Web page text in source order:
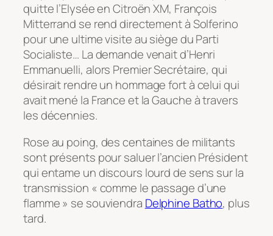
quitte l’Elysée en Citroën XM, François
Mitterrand se rend directement à Solferino
pour une ultime visite au siège du Parti
Socialiste… La demande venait d’Henri
Emmanuelli, alors Premier Secrétaire, qui
désirait rendre un hommage fort à celui qui
avait mené la France et la Gauche à travers
les décennies.
Rose au poing, des centaines de militants
sont présents pour saluer l’ancien Président
qui entame un discours lourd de sens sur la
transmission « comme le passage d’une
flamme » se souviendra Delphine Batho, plus
tard.